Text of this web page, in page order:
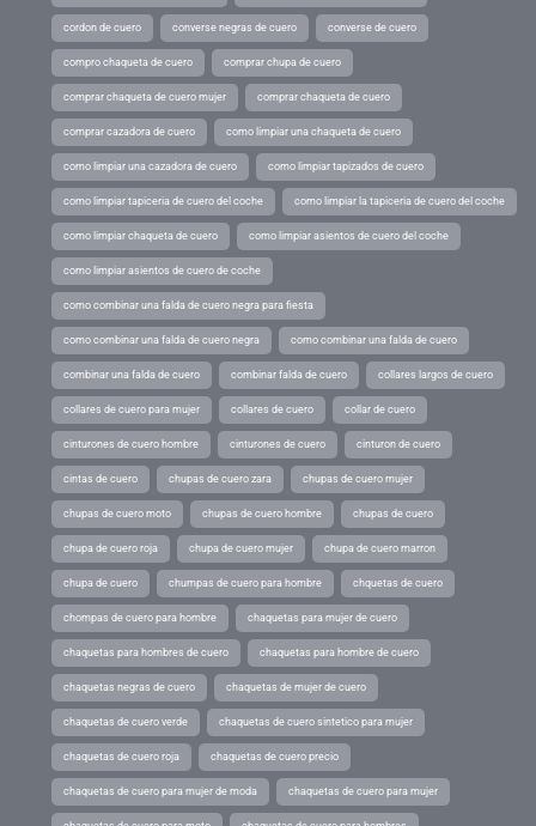
cordon de cuero converse negras de cuero converse de cuero
compro chaqueta de cuero comprar chupa de cuero
comprar chaqueta de cuero mujer comprar chaqueta de cuero
comprar cazadora de cuero como limpiar una chaqueta de cuero
como limpiar una cazadora de cuero como limpiar tapizados de cuero
como limpiar tapiceria de cuero del coche como limpiar la tapiceria de cuero del coche
como limpiar chaqueta de cuero como limpiar asientos de cuero del coche
como limpiar asientos de cuero de coche
como combinar una falda de cuero negra para fiesta
como combinar una falda de cuero negra como combinar una falda de cuero
combinar una falda de cuero combinar falda de cuero collares largos de cuero
collares de cuero para mujer collares de cuero collar de cuero
cinturones de cuero hombre cinturones de cuero cinturon de cuero
cintas de cuero chupas de cuero zara chupas de cuero mujer
chupas de cuero moto chupas de cuero hombre chupas de cuero
chupa de cuero roja chupa de cuero mujer chupa de cuero marron
chupa de cuero chumpas de cuero para hombre chquetas de cuero
chompas de cuero para hombre chaquetas para mujer de cuero
chaquetas para hombres de cuero chaquetas para hombre de cuero
chaquetas negras de cuero chaquetas de mujer de cuero
chaquetas de cuero verde chaquetas de cuero sintetico para mujer
chaquetas de cuero roja chaquetas de cuero precio
chaquetas de cuero para mujer de moda chaquetas de cuero para mujer